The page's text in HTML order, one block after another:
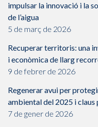
impulsar la innovació i la
de l’aigua
5 de març de 2026
Recuperar territoris: una
i econòmica de llarg
9 de febrer de 2026
Regenerar avui per
ambiental del 2025 i claus
7 de gener de 2026